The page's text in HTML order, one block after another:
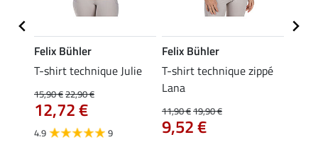
Felix Bühler
T-shirt technique Julie
15,90 €22,90 €
12,72 €
4.9 9
Felix Bühler
T-shirt technique zippé
Lana
11,90 €19,90 €
9,52 €